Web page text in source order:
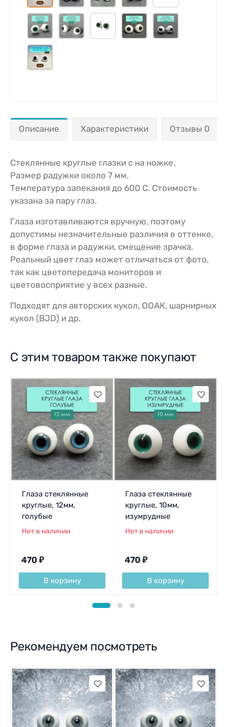
Описание Характеристики Отзывы 0
Стеклянные круглые глазки с на ножке.
Размер радужки около 7 мм.
Температура запекания до 600 С. Стоимость
указана за пару глаз.
Глаза изготавливаются вручную, поэтому
допустимы незначительные различия в оттенке,
в форме глаза и радужки, смещение зрачка.
Реальный цвет глаз может отличаться от фото,
так как цветопередача мониторов и
цветовосприятие у всех разные.
Подходят для авторских кукол, ООАК, шарнирных
кукол (BJD) и др.
С этим товаром также покупают
Глаза стеклянные
круглые, 12мм,
голубые
Нет в наличии
470 ₽
В корзину
Глаза стеклянные
круглые, 10мм,
изумрудные
Нет в наличии
470 ₽
В корзину
Рекомендуем посмотреть